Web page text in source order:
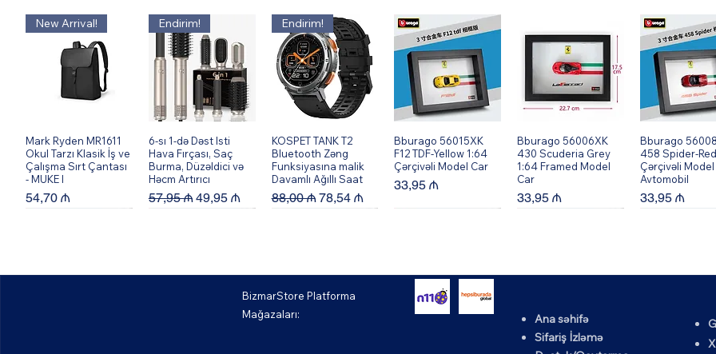
Quick View
New Arrival!
Mark Ryden MR1611
Okul Tarzı Klasik İş ve
Çalışma Sırt Çantası
- MUKE I
Price
54,70 ₼
Quick View
Endirim!
6-sı 1-də Dəst Isti
Hava Fırçası, Saç
Burma, Düzəldici və
Həcm Artırıcı
Regular Price
57,95 ₼ Sale Price
49,95 ₼
Quick View
Endirim!
KOSPET TANK T2
Bluetooth Zəng
Funksiyasına malik
Davamlı Ağıllı Saat
Regular Price
88,00 ₼ Sale Price
78,54 ₼
Quick View
Bburago 56015XK
F12 TDF-Yellow 1:64
Çərçivəli Model Car
Price
33,95 ₼
Quick View
Bburago 56006XK
430 Scuderia Grey
1:64 Framed Model
Car
Price
33,95 ₼
Quick
Bburago
458 Spider-
Çərçivəli Model
Avtomobil
Price
33,95 ₼
Quick View
Bburago 56010XK
458 Speciale-Yellow
430 Scuderia -
BizmarStore Platforma
Mağazaları:
Ana səhifə
Sifariş İzləmə